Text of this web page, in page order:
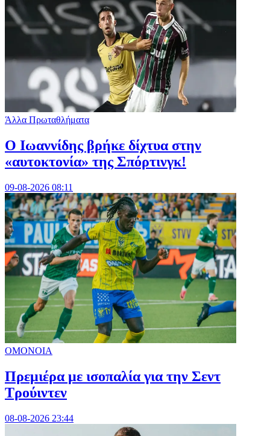
Άλλα Πρωταθλήματα
Ο Ιωαννίδης βρήκε δίχτυα στην
«αυτοκτονία» της Σπόρτινγκ!
09-08-2026 08:11
ΟΜΟΝΟΙΑ
Πρεμιέρα με ισοπαλία για την Σεντ
Τρούιντεν
08-08-2026 23:44